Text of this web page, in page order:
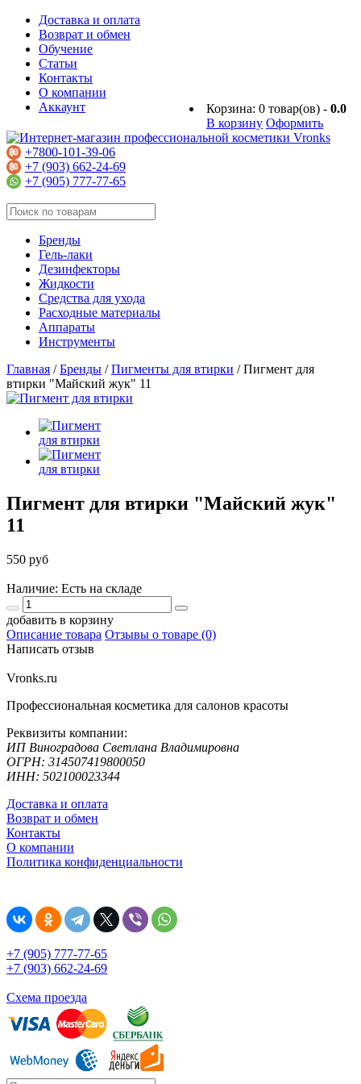
Доставка и оплата
Возврат и обмен
Обучение
Статьи
Контакты
О компании
Корзина: 0 товар(ов) - 0.0
В корзину Оформить
Аккаунт
+7800-101-39-06
+7 (903) 662-24-69
+7 (905) 777-77-65
Бренды
Гель-лаки
Дезинфекторы
Жидкости
Средства для ухода
Расходные материалы
Аппараты
Инструменты
Главная /Бренды /Пигменты для втирки /Пигмент для
втирки "Майский жук" 11
Пигмент для втирки "Майский жук"
11
550 руб
Наличие: Есть на складе
добавить в корзину
Описание товара Отзывы о товаре (0)
Написать отзыв
Vronks.ru
Профессиональная косметика для салонов красоты
Реквизиты компании:
ИП Виноградова Светлана Владимировна
ОГРН: 314507419800050
ИНН: 502100023344
Доставка и оплата
Возврат и обмен
Контакты
О компании
Политика конфиденциальности
+7 (905) 777-77-65
+7 (903) 662-24-69
Схема проезда